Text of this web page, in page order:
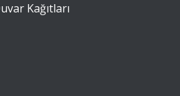
Kağıtları